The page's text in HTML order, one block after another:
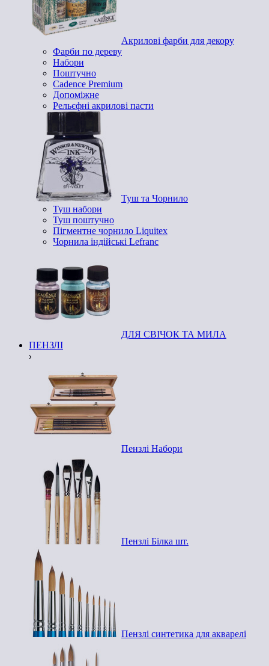
Акрилові фарби для декору
Фарби по дереву
Набори
Поштучно
Cadence Premium
Допоміжне
Рельєфні акрилові пасти
Туш та Чорнило
Туш набори
Туш поштучно
Пігментне чорнило Liquitex
Чорнила індійські Lefranc
ДЛЯ СВІЧОК ТА МИЛА
ПЕНЗЛІ
Пензлі Набори
Пензлі Білка шт.
Пензлі синтетика для акварелі